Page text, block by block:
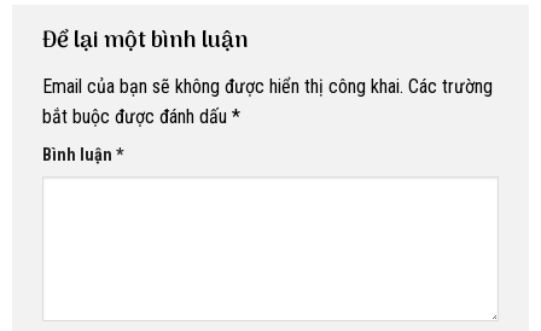
Để lại một bình luận
Email của bạn sẽ không được hiển thị công khai. Các trường
bắt buộc được đánh dấu *
Bình luận *